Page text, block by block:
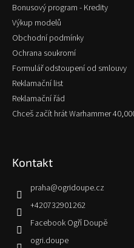
Bonusový program - Kredity
Výkup modelů
Obchodní podmínky
Ochrana soukromí
Formulář odstoupení od smlouvy
Reklamační list
Reklamační řád
Chceš začít hrát Warhammer
Kontakt
praha@ogridoupe.cz
+420732901262
Facebook Ogří Doupě
ogri.doupe